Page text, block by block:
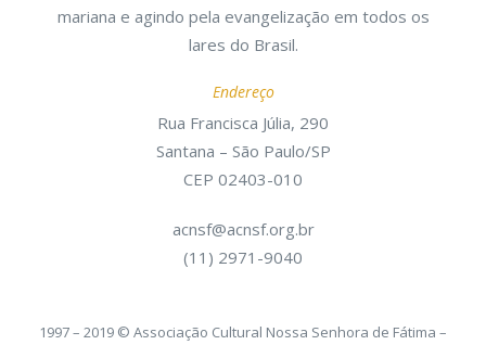
mariana e agindo pela evangelização em todos os
lares do Brasil.
Endereço
Rua Francisca Júlia, 290
Santana – São Paulo/SP
CEP 02403-010
acnsf@acnsf.org.br
(11) 2971-9040
1997 – 2019 © Associação Cultural Nossa Senhora de Fátima –